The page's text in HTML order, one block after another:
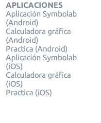
APLICACIONES
Aplicación Symbolab
(Android)
Calculadora gráfica
(Android)
Practica (Android)
Aplicación Symbolab
(iOS)
Calculadora gráfica
(iOS)
Practica (iOS)